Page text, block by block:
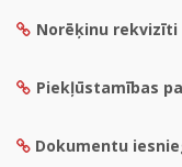
Norēķinu rekvizīti
Piekļūstamības
Dokumentu